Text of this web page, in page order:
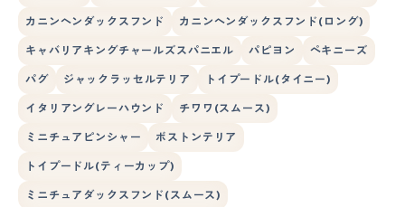
カニンヘンダックスフンド カニンヘンダックスフンド(ロング)
キャバリアキングチャールズスパニエル パピヨン ペキニーズ
パグ ジャックラッセルテリア トイプードル(タイニー)
イタリアングレーハウンド チワワ(スムース)
ミニチュアピンシャー ボストンテリア
トイプードル(ティーカップ)
ミニチュアダックスフンド(スムース)